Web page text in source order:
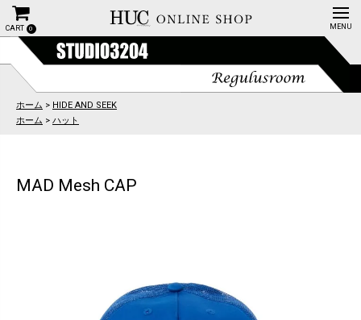
CART 0
ホーム > HIDE AND SEEK
ホーム >ハット
MAD Mesh CAP